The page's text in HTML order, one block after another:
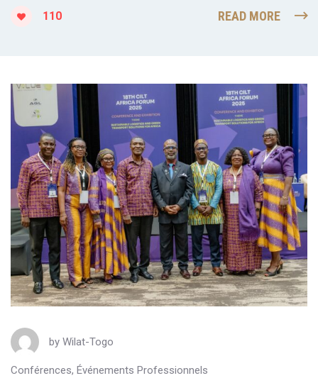
110 READ MORE
by Wilat-Togo
Conférences, Événements Professionnels